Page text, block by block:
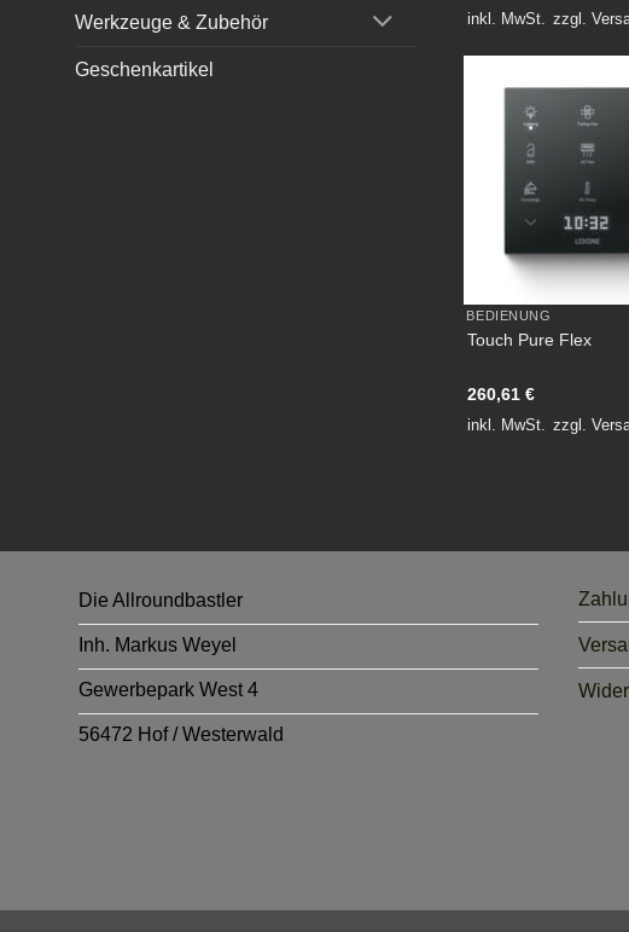
Werkzeuge & Zubehör
Geschenkartikel
inkl. MwSt. zzgl.
BEDIENUNG
Touch Pure Flex
260,61€
inkl. MwSt. zzgl.
Die Allroundbastler
Inh. Markus Weyel
Gewerbepark West 4
56472 Hof / Westerwald